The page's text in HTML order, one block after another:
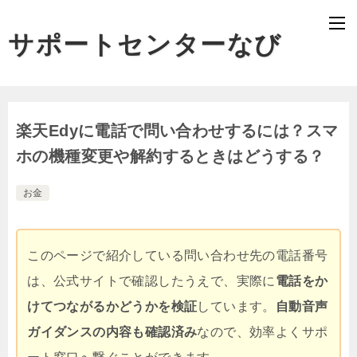
サポートセンターなび
楽天Edyに電話で問い合わせするには？スマ
ホの機種変更や解約するときはどうする？
お金
このページで紹介している問い合わせ先の電話番号
は、公式サイトで確認したうえで、実際に 電話をか
けてつながるかどうかを検証しています。
自動音声
ガイダンスの内容も確認済みなので、効率よくサポ